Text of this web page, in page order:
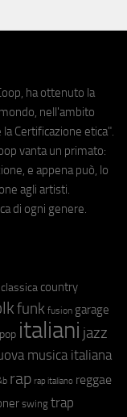
ha ottenuto la
nell'ambito
Certificazione etica".
vanta un primato:
e appena può, lo
agli artisti.
di ogni genere.
classica country
funk fusion garage
italiani jazz
musica italiana
rap rap italiano reggae
swing trap